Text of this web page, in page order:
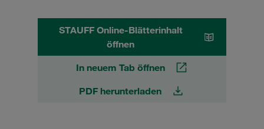
STAUFF Online-Blätterinhalt
öffnen
In neuem Tab öffnen
PDF herunterladen